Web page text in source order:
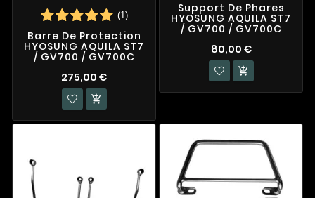
(1)
Barre De Protection
HYOSUNG AQUILA ST7
/ GV700 / GV700C
275,00 €

Support De Phares
HYOSUNG AQUILA ST7
/ GV700 / GV700C
80,00 €
